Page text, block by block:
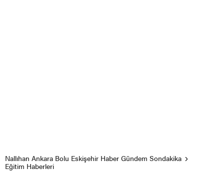
Nallıhan Ankara Bolu Eskişehir Haber Gündem Sondakika
Eğitim Haberleri